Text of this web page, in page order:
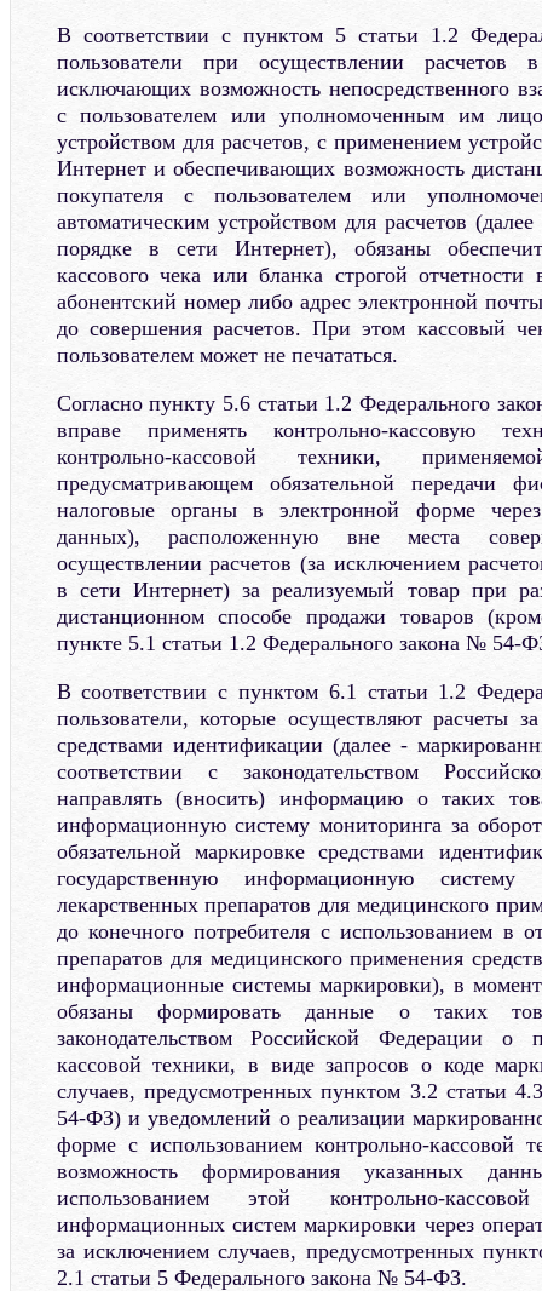
В соответствии с пунктом 5 статьи 1.2
пользователи при осуществлении расчетов
исключающих возможность непосредственного
с пользователем или уполномоченным им
устройством для расчетов, с применением
Интернет и обеспечивающих возможность
покупателя с пользователем или
автоматическим устройством для расчетов
порядке в сети Интернет), обязаны
кассового чека или бланка строгой
абонентский номер либо адрес электронной
до совершения расчетов. При этом кассовый
пользователем может не печататься.
Согласно пункту 5.6 статьи 1.2 Федерального
вправе применять контрольно-кассовую
контрольно-кассовой техники,
предусматривающем обязательной передачи
налоговые органы в электронной форме
данных), расположенную вне места
осуществлении расчетов (за исключением
в сети Интернет) за реализуемый товар при
дистанционном способе продажи товаров
пункте 5.1 статьи 1.2 Федерального закона № 54-
В соответствии с пунктом 6.1 статьи 1.2
пользователи, которые осуществляют расчеты
средствами идентификации (далее -
соответствии с законодательством
направлять (вносить) информацию о таких
информационную систему мониторинга за
обязательной маркировке средствами
государственную информационную систему
лекарственных препаратов для медицинского
до конечного потребителя с использованием в
препаратов для медицинского применения
информационные системы маркировки), в момент
обязаны формировать данные о таких
законодательством Российской Федерации о
кассовой техники, в виде запросов о коде
случаев, предусмотренных пунктом 3.2 статьи
54-ФЗ) и уведомлений о реализации
форме с использованием контрольно-кассовой
возможность формирования указанных
использованием этой контрольно-
информационных систем маркировки через
за исключением случаев, предусмотренных
2.1 статьи 5 Федерального закона № 54-ФЗ.